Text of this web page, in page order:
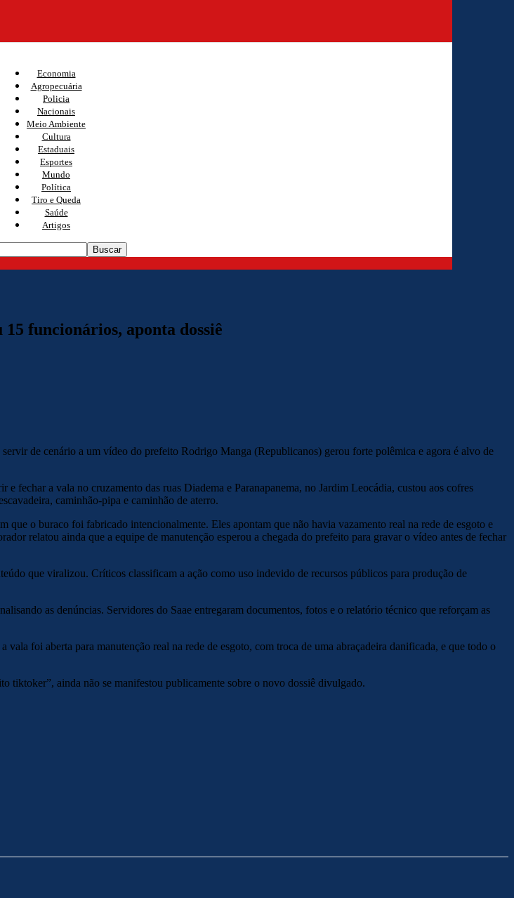
Economia
Agropecuária
Policia
Nacionais
Meio Ambiente
Cultura
Estaduais
Esportes
Mundo
Política
Tiro e Queda
Saúde
Artigos
funcionários, aponta dossiê
de cenário a um vídeo do prefeito Rodrigo Manga (Republicanos) gerou forte polêmica e agora é alvo de
fechar a vala no cruzamento das ruas Diadema e Paranapanema, no Jardim Leocádia, custou aos cofres
caminhão-pipa e caminhão de aterro.
que o buraco foi fabricado intencionalmente. Eles apontam que não havia vazamento real na rede de esgoto e
relatou ainda que a equipe de manutenção esperou a chegada do prefeito para gravar o vídeo antes de fechar
que viralizou. Críticos classificam a ação como uso indevido de recursos públicos para produção de
as denúncias. Servidores do Saae entregaram documentos, fotos e o relatório técnico que reforçam as
foi aberta para manutenção real na rede de esgoto, com troca de uma abraçadeira danificada, e que todo o
tiktoker”, ainda não se manifestou publicamente sobre o novo dossiê divulgado.